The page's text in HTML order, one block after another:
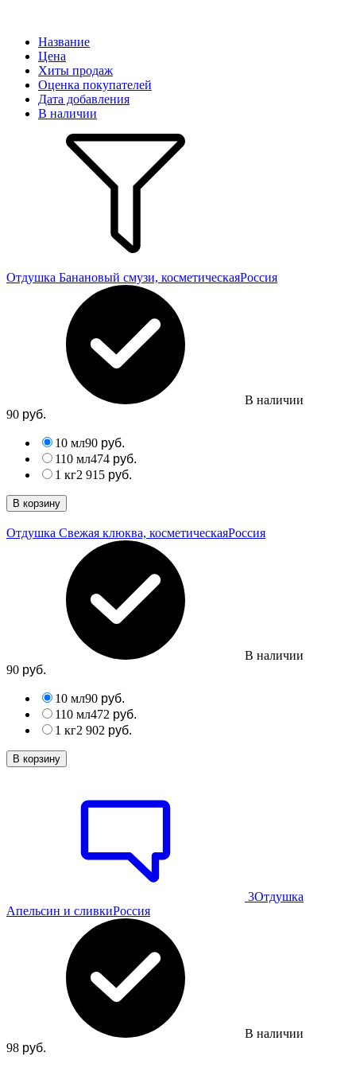
Название
Цена
Хиты продаж
Оценка покупателей
Дата добавления
В наличии
Отдушка Банановый смузи, косметическаяРоссия
В наличии
90 руб.
10 мл90 руб.
110 мл474 руб.
1 кг2 915 руб.
В корзину
Отдушка Свежая клюква, косметическаяРоссия
В наличии
90 руб.
10 мл90 руб.
110 мл472 руб.
1 кг2 902 руб.
В корзину
3Отдушка
Апельсин и сливкиРоссия
В наличии
98 руб.